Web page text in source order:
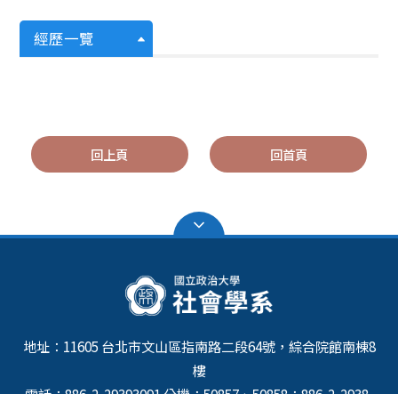
經歷一覽
回上頁 回首頁
地址：11605 台北市文山區指南路二段64號，綜合院館南棟8
樓